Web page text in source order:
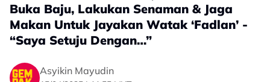
Buka Baju, Lakukan Senaman & Jaga
Makan Untuk Jayakan Watak ‘Fadlan’ -
“Saya Setuju Dengan…”
Asyikin Mayudin